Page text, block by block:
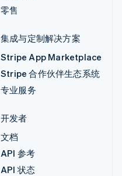
零售
集成与定制解决方案
Stripe App Marketplace
Stripe 合作伙伴生态系统
专业服务
开发者
文档
API 参考
API 状态